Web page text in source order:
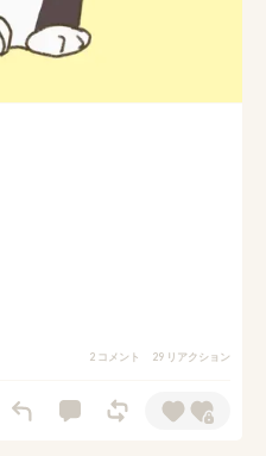
2 コメント 29 リアクション